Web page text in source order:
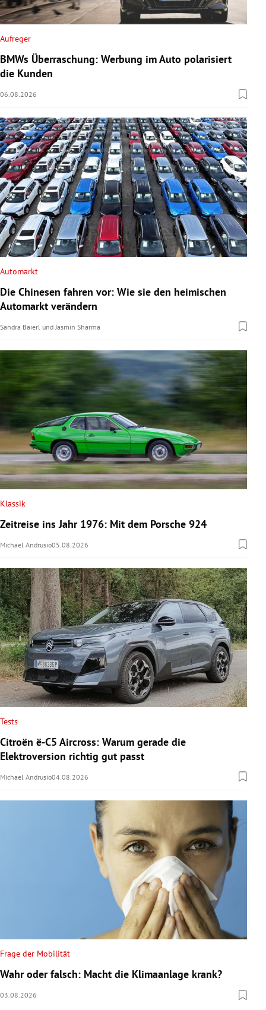
Aufreger
BMWs Überraschung: Werbung im Auto polarisiert
die Kunden
06.08.2026
Automarkt
Die Chinesen fahren vor: Wie sie den heimischen
Automarkt verändern
Sandra Baierl und Jasmin Sharma
Klassik
Zeitreise ins Jahr 1976: Mit dem Porsche 924
Michael Andrusio05.08.2026
Tests
Citroën ë-C5 Aircross: Warum gerade die
Elektroversion richtig gut passt
Michael Andrusio04.08.2026
Frage der Mobilität
Wahr oder falsch: Macht die Klimaanlage krank?
03.08.2026